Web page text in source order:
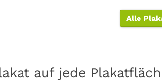
Alle
auf jede